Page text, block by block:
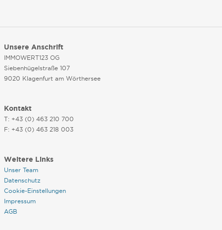
Unsere Anschrift
IMMOWERT123 OG
Siebenhügelstraße 107
9020 Klagenfurt am Wörthersee
Kontakt
T: +43 (0) 463 210 700
F: +43 (0) 463 218 003
Weitere Links
Unser Team
Datenschutz
Cookie-Einstellungen
Impressum
AGB